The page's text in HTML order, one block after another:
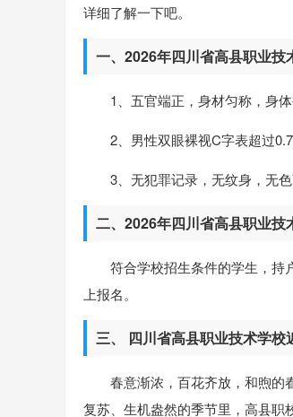
详细了解一下吧。
一、2026年四川省高县职业技
1、五官端正，身材匀称，身
2、男性双眼裸视C字表超过
3、无犯罪记录，无纹身，无
二、2026年四川省高县职业技
符合学校招生条件的学生，持
上报名。
三、 四川省高县职业技术学校
春意渐浓，百花齐放，和煦的
复苏、生机盎然的季节里，高县职